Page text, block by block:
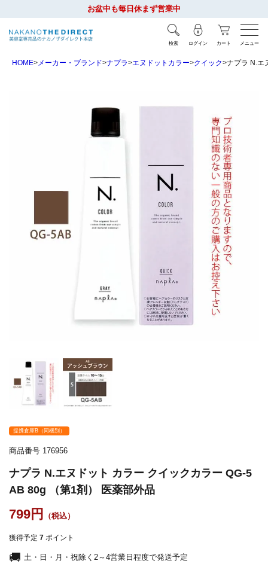
お盆中も毎日休まず営業中
検索 ログイン カート メニュー
HOME メーカー・ブランド ナプラ エヌドットカラー クイック ナプラ N.エ
提携倉庫B（同梱別）
商品番号 176956
ナプラ N.エヌドット カラー クイックカラー QG-5
AB 80g （第1剤） 医薬部外品
799
獲得予定 7 ポイント
土・日・月・祝除く2～4営業日程度で発送予定